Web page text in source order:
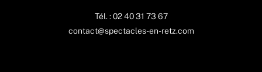
Tél. : 02 40 31 73 67
contact@spectacles-en-retz.com